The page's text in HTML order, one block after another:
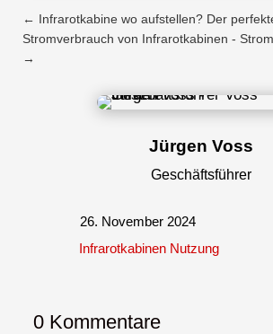
← Infrarotkabine wo aufstellen? Der
Stromverbrauch von Infrarotkabinen -
→
Jürgen Voss
Geschäftsführer
26. November 2024
Infrarotkabinen Nutzung
0 Kommentare